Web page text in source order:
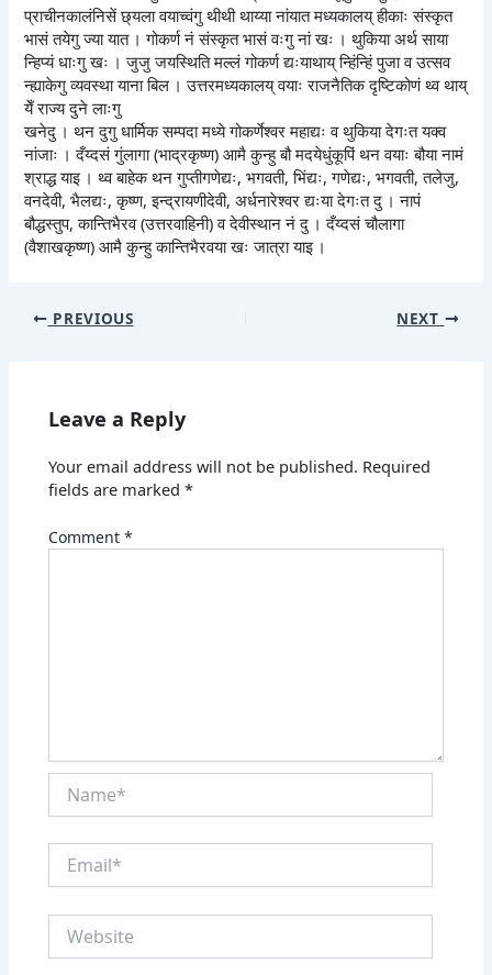
प्राचीनकालंनिसें छ्यला वयाच्वंगु थीथी थाय्या नांयात मध्यकालय् हीकाः संस्कृत
भासं तयेगु ज्या यात । गोकर्ण नं संस्कृत भासं वःगु नां खः । थुकिया अर्थ साया
न्हिप्यं धाःगु खः । जुजु जयस्थिति मल्लं गोकर्ण द्यःयाथाय् न्हिंन्हिं पुजा व उत्सव
न्ह्याकेगु व्यवस्था याना बिल । उत्तरमध्यकालय् वयाः राजनैतिक दृष्टिकोणं थ्व थाय्
येँ राज्य दुने लाःगु
खनेदु । थन दुगु धार्मिक सम्पदा मध्ये गोकर्णेश्वर महाद्यः व थुकिया देगःत यक्व
नांजाः । दँय्दसं गुंलागा (भाद्रकृष्ण) आमै कुन्हु बौ मदयेधुंकूपिं थन वयाः बौया नामं
श्राद्ध याइ । थ्व बाहेक थन गुप्तीगणेद्यः, भगवती, भिंद्यः, गणेद्यः, भगवती, तलेजु,
वनदेवी, भैलद्यः, कृष्ण, इन्द्रायणीदेवी, अर्धनारेश्वर द्यःया देगःत दु । नापं
बौद्धस्तुप, कान्तिभैरव (उत्तरवाहिनी) व देवीस्थान नं दु । दँय्दसं चौलागा
(वैशाखकृष्ण) आमै कुन्हु कान्तिभैरवया खः जात्रा याइ ।
PREVIOUS NEXT
Leave a Reply
Your email address will not be published. Required
fields are marked*
Comment*